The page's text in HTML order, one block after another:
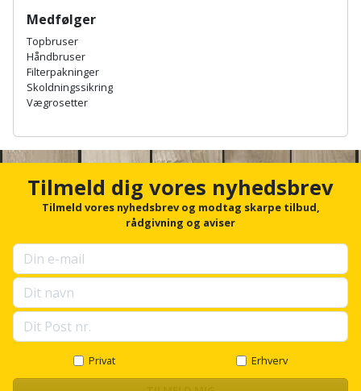
Tagpapbrænder
Tapetværktøj
Tommestok
Tømrervinkel
aftrækker
Værktøjskasse
og
opbevaring
Værktøjssæt
Rillefræser
Røreværk
Rotationslaser
Rundsav
Rystepudser
Rystepudsertilbehør
Slagboremaskine
Slagnøgle
Slagnøgletilbehør
Skraldespandsskjuler
Skydelåge
Støttemur
Strygejern
Terrassevarmer
Tømidler
Tørrestativ
Trappevanger
Udebruser
afskærmning
Medfølger
Topbruser
Håndbruser
Filterpakninger
Skoldningssikring
Vægrosetter
c
r
u
p
s
e
l
l
c
Tilmeld dig vores nyhedsbrev
Tilmeld vores nyhedsbrev og modtag skarpe tilbud,
rådgivning og aviser
Privat Erhverv